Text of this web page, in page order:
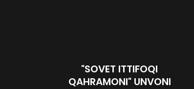
"SOVET ITTIFOQI
QAHRAMONI" UNVONI